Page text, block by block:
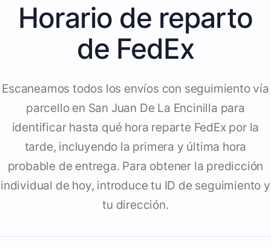
Horario de reparto
de FedEx
Escaneamos todos los envíos con seguimiento vía
parcello en San Juan De La Encinilla para
identificar hasta qué hora reparte FedEx por la
tarde, incluyendo la primera y última hora
probable de entrega. Para obtener la predicción
individual de hoy, introduce tu ID de seguimiento y
tu dirección.